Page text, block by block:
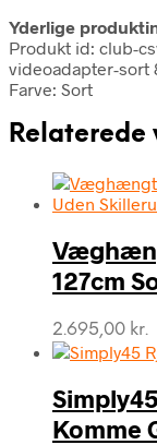
Yderlige
Produkt id: club-
videoadapter-sort
Farve: Sort
Relaterede
127cm
2.695,00 kr.
Komme